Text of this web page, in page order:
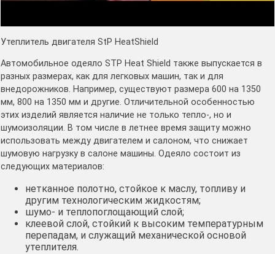
Утеплитель двигателя StP HeatShield
Автомобильное одеяло STP Heat Shield также выпускается в
разных размерах, как для легковых машин, так и для
внедорожников. Например, существуют размера 600 на 1350
мм, 800 на 1350 мм и другие. Отличительной особенностью
этих изделий является наличие не только тепло-, но и
шумоизоляции. В том числе в летнее время защиту можно
использовать между двигателем и салоном, что снижает
шумовую нагрузку в салоне машины. Одеяло состоит из
следующих материалов:
нетканное полотно, стойкое к маслу, топливу и
другим технологическим жидкостям;
шумо- и теплопоглощающий слой;
клеевой слой, стойкий к высоким температурным
перепадам, и служащий механической основой
утеплителя.